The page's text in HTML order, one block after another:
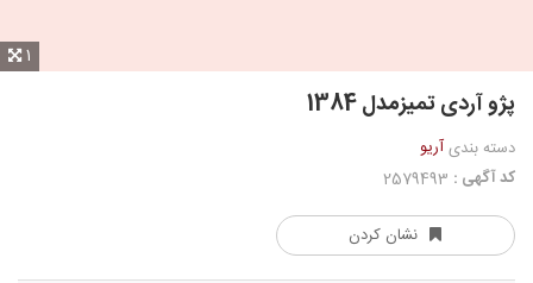
1
پژو آردی تمیزمدل 1384
دسته بندیآریو
کد آگهی :
نشان کردن